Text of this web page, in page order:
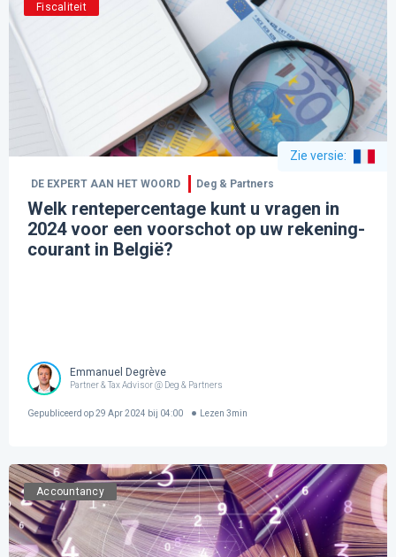
Fiscaliteit
Zie versie:
DE EXPERT AAN HET WOORD Deg & Partners
Welk rentepercentage kunt u vragen in
2024 voor een voorschot op uw rekening-
courant in België?
Emmanuel Degrève
Partner & Tax Advisor @ Deg & Partners
Gepubliceerd op29 Apr 2024 bij 04:00 Lezen 3min
Accountancy